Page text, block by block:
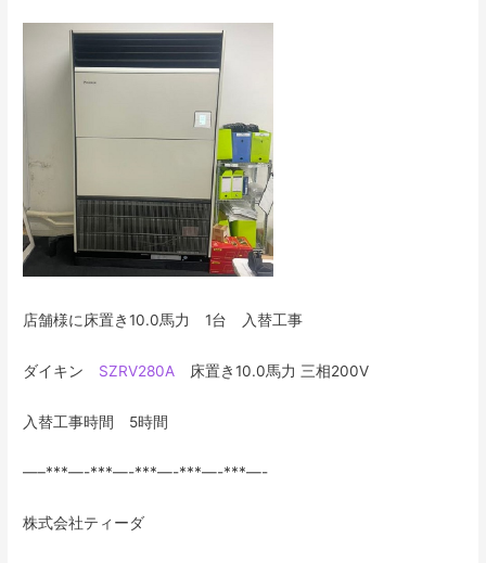
店舗様に床置き10.0馬力 1台 入替工事
ダイキン SZRV280A 床置き10.0馬力 三相200V
入替工事時間 5時間
—–***—-***—-***—-***—-***—-
株式会社ティーダ